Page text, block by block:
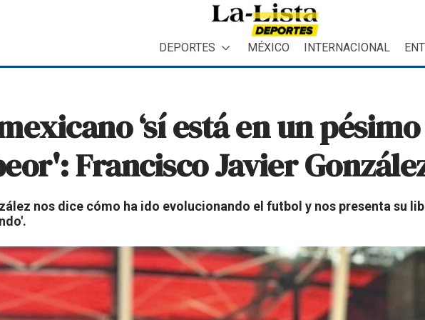
DEPORTES MÉXICO INTERNACIONAL
‘sí está en un
Francisco Javier
nos dice cómo ha ido evolucionando el futbol y nos presenta su